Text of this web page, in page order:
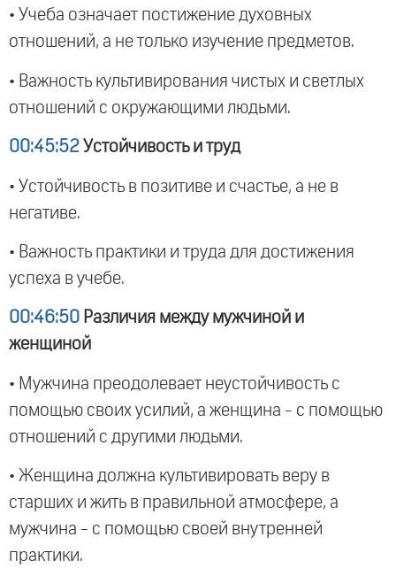
• Учеба означает постижение духовных
отношений, а не только изучение предметов.
• Важность культивирования чистых и светлых
отношений с окружающими людьми.
00:45:52 Устойчивость и труд
• Устойчивость в позитиве и счастье, а не в
негативе.
• Важность практики и труда для достижения
успеха в учебе.
00:46:50 Различия между мужчиной и
женщиной
• Мужчина преодолевает неустойчивость с
помощью своих усилий, а женщина - с помощью
отношений с другими людьми.
• Женщина должна культивировать веру в
старших и жить в правильной атмосфере, а
мужчина - с помощью своей внутренней
практики.